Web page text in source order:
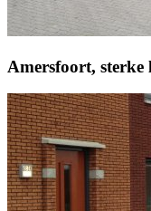
Amersfoort, sterke